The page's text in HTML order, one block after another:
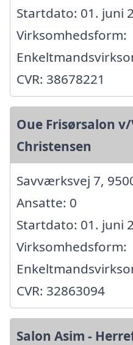
Startdato: 01. juni
Virksomhedsform:
CVR: 38678221
Oue Frisørsalon
Christensen
Savværksvej 7,
Ansatte: 0
Startdato: 01. juni
Virksomhedsform:
CVR: 32863094
Salon Asim -